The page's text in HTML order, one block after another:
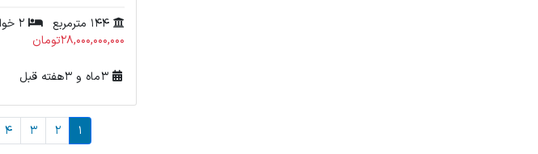
28,000,000,000تومان
3 ماه و 3 هفته قبل
1
2
3
4